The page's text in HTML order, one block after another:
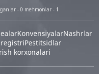
- 0 mehmonlar - 1
KonvensiyalarNashrlar
Pestitsidlar
korxonalari